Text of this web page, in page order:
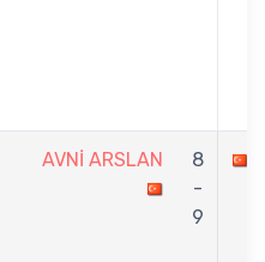
AVNİ ARSLAN
8
-
9